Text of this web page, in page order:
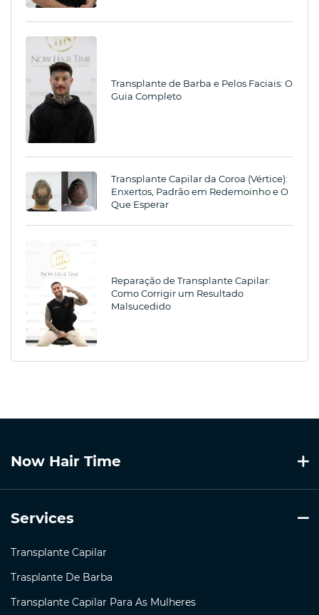
Transplante de Barba e Pelos Faciais: O
Guia Completo
Transplante Capilar da Coroa (Vértice):
Enxertos, Padrão em Redemoinho e O
Que Esperar
Reparação de Transplante Capilar:
Como Corrigir um Resultado
Malsucedido
Now Hair Time
Services
Transplante Capilar
Trasplante De Barba
Transplante Capilar Para As Mulheres